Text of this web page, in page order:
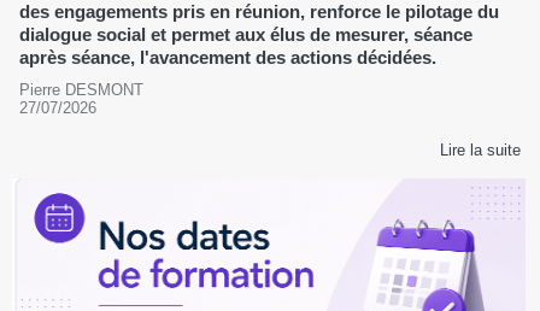
des engagements pris en réunion, renforce le pilotage du
dialogue social et permet aux élus de mesurer, séance
après séance, l'avancement des actions décidées.
Pierre DESMONT
27/07/2026
Lire la suite